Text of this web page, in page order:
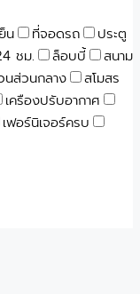
น ที่จอดรถ
ประตู
ชม. ล็อบบี้
สนาม
นส่วนกลาง
สโมสร
เครืองปรับอากาศ
เฟอร์นิเจอร์ครบ